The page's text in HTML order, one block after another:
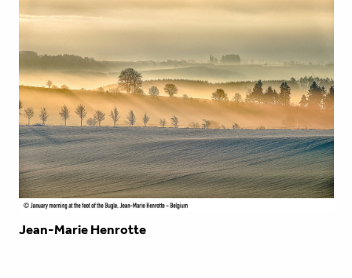
Jean-Marie Henrotte